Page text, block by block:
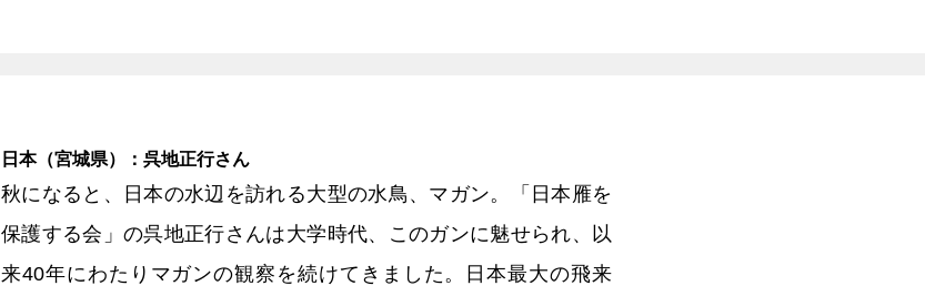
日本（宮城県）：呉地正行さん
秋になると、日本の水辺を訪れる大型の水鳥、マガン。「日本雁を
保護する会」の呉地正行さんは大学時代、このガンに魅せられ、以
来40年にわたりマガンの観察を続けてきました。日本最大の飛来